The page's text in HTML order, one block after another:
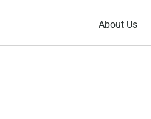
About Us